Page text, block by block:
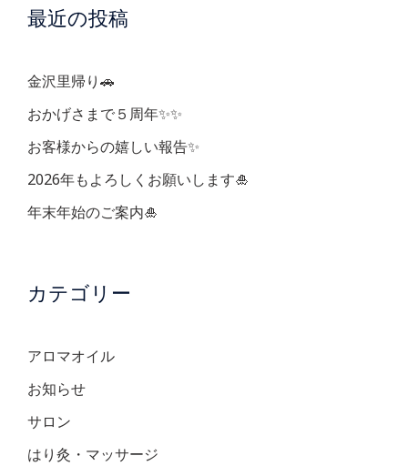
ー
ジ
送
り
最近の投稿
金沢里帰り🚗
おかげさまで５周年✨✨
お客様からの嬉しい報告✨
2026年もよろしくお願いします🎍
年末年始のご案内🎍
カテゴリー
アロマオイル
お知らせ
サロン
はり灸・マッサージ